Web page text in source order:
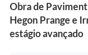
Secretarias
Imprensa
Obra de
Hegon Prange e
estágio avançado